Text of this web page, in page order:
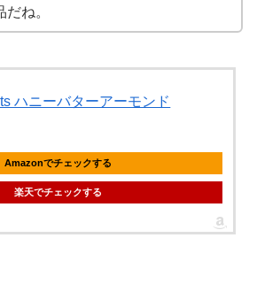
だね。
ハニーバターアーモンド
Amazonでチェックする
楽天でチェックする